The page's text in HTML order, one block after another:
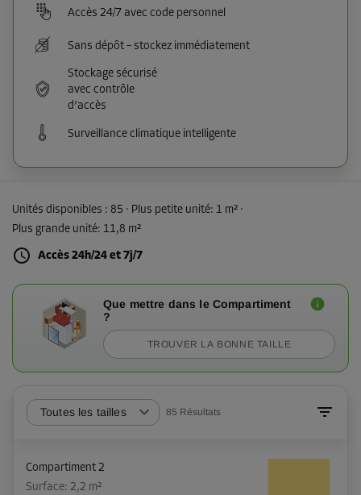
Accès 24/7 avec code personnel
Sans dépôt – stockez immédiatement
Stockage sécurisé
avec contrôle
d’accès
Surveillance climatique intelligente
Unités disponibles : 85 · Plus petite unité: 1 m² ·
Plus grande unité: 11,8 m²
Accès 24h/24 et 7j/7
Que mettre dans le Compartiment
?
TROUVER LA BONNE TAILLE
Toutes les tailles 85 Résultats
Compartiment 2
Surface: 2,2 m²